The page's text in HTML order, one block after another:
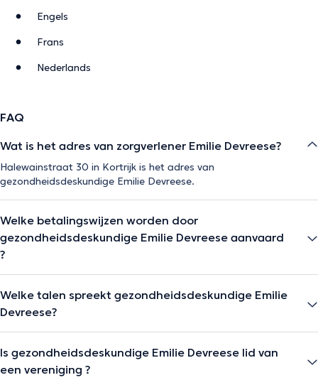
Engels
Frans
Nederlands
FAQ
Wat is het adres van zorgverlener Emilie Devreese?
Halewainstraat 30 in Kortrijk is het adres van
gezondheidsdeskundige Emilie Devreese.
Welke betalingswijzen worden door
gezondheidsdeskundige Emilie Devreese aanvaard
?
Welke talen spreekt gezondheidsdeskundige Emilie
Devreese?
Is gezondheidsdeskundige Emilie Devreese lid van
een vereniging ?